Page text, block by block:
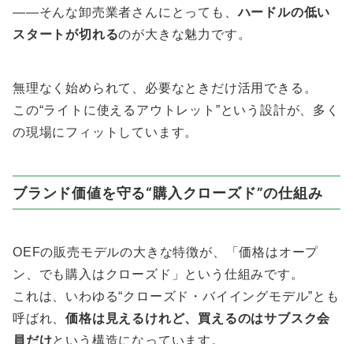
——そんな卸売業者さんにとっても、ハードルの低い
スタートが切れるのが大きな魅力です。
無理なく始められて、必要なときだけ活用できる。
この“ライトに使えるアウトレット”という設計が、多く
の現場にフィットしています。
ブランド価値を守る“購入クローズド”の仕組み
OEFの販売モデルの大きな特徴が、「価格はオープ
ン、でも購入はクローズド」という仕組みです。
これは、いわゆる“クローズド・バイイングモデル”とも
呼ばれ、価格は見えるけれど、買えるのはサブスク会
員だけという構造になっています。